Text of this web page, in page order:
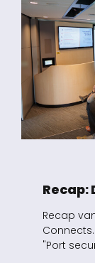
Recap
"Port